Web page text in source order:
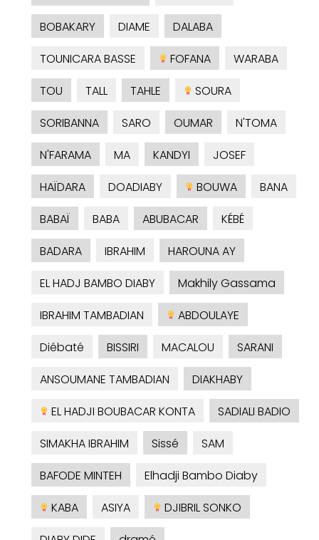
BOBAKARY
DIAME
DALABA
TOUNICARA BASSE
FOFANA
WARABA
TOU
TALL TAHLE
SOURA
SORIBANNA
SARO OUMAR
N'TOMA
N'FARAMA
MA KANDYI
JOSEF
HAÏDARA
DOADIABY BOUWA
BANA
BABAÏ
BABA ABUBACAR
KÉBÉ
BADARA
IBRAHIM
HAROUNA AY
EL HADJ BAMBO DIABY
Makhily Gassama
IBRAHIM TAMBADIAN
ABDOULAYE
Diébaté
BISSIRI MACALOU
SARANI
ANSOUMANE TAMBADIAN
DIAKHABY
EL HADJI BOUBACAR KONTA
SADIALI BADIO
SIMAKHA IBRAHIM
Sissé
SAM
BAFODE MINTEH
Elhadji Bambo Diaby
KABA
ASIYA
DJIBRIL SONKO